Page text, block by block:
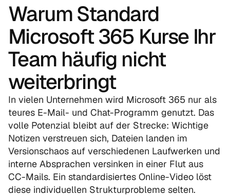
Warum Standard
Microsoft 365 Kurse Ihr
Team häufig nicht
weiterbringt
In vielen Unternehmen wird Microsoft 365 nur als
teures E-Mail- und Chat-Programm genutzt. Das
volle Potenzial bleibt auf der Strecke: Wichtige
Notizen verstreuen sich, Dateien landen im
Versionschaos auf verschiedenen Laufwerken und
interne Absprachen versinken in einer Flut aus
CC-Mails. Ein standardisiertes Online-Video löst
diese individuellen Strukturprobleme selten.